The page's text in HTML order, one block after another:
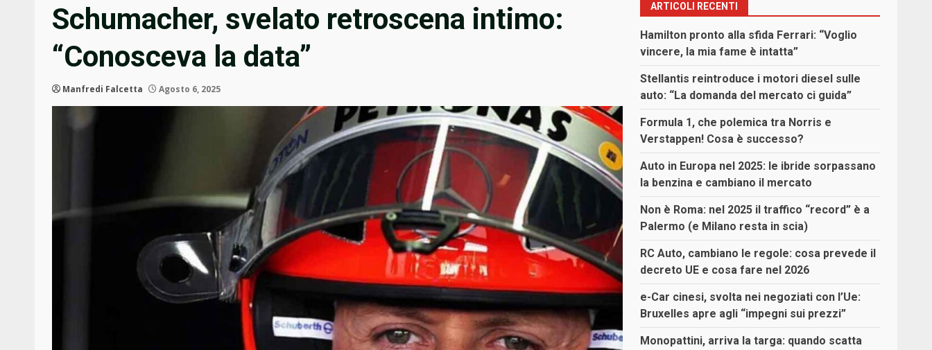
Schumacher, svelato retroscena intimo:
“Conosceva la data”
Manfredi Falcetta Agosto 6, 2025
ARTICOLI RECENTI
Hamilton pronto alla sfida Ferrari: “Voglio
vincere, la mia fame è intatta”
Stellantis reintroduce i motori diesel sulle
auto: “La domanda del mercato ci guida”
Formula 1, che polemica tra Norris e
Verstappen! Cosa è successo?
Auto in Europa nel 2025: le ibride sorpassano
la benzina e cambiano il mercato
Non è Roma: nel 2025 il traffico “record” è a
Palermo (e Milano resta in scia)
RC Auto, cambiano le regole: cosa prevede il
decreto UE e cosa fare nel 2026
e-Car cinesi, svolta nei negoziati con l’Ue:
Bruxelles apre agli “impegni sui prezzi”
Monopattini, arriva la targa: quando scatta